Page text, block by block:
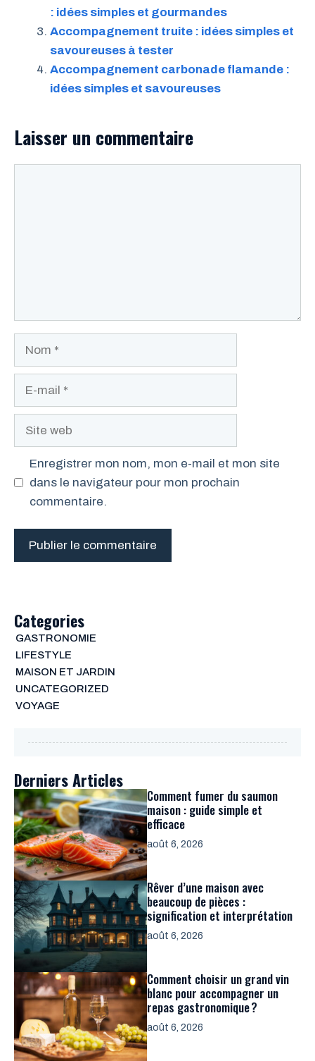
: idées simples et gourmandes
Accompagnement truite : idées simples et
savoureuses à tester
Accompagnement carbonade flamande :
idées simples et savoureuses
Laisser un commentaire
Enregistrer mon nom, mon e-mail et mon site
dans le navigateur pour mon prochain
commentaire.
Categories
GASTRONOMIE
LIFESTYLE
MAISON ET JARDIN
UNCATEGORIZED
VOYAGE
Derniers Articles
Comment fumer du saumon
maison : guide simple et
efficace
août 6, 2026
Rêver d’une maison avec
beaucoup de pièces :
signification et interprétation
août 6, 2026
Comment choisir un grand vin
blanc pour accompagner un
repas gastronomique ?
août 6, 2026